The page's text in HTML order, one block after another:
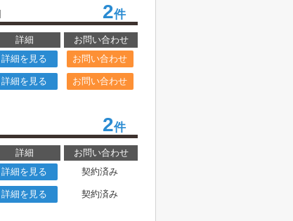
2件
詳細
お問い合わせ
詳細を見る お問い合わせ
詳細を見る お問い合わせ
2件
詳細
お問い合わせ
詳細を見る 契約済み
詳細を見る
契約済み